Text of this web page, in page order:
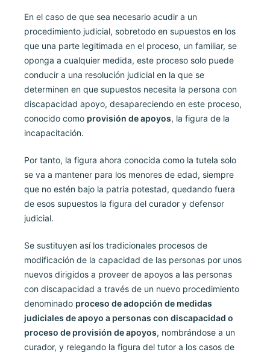
En el caso de que sea necesario acudir a un
procedimiento judicial, sobretodo en supuestos en los
que una parte legitimada en el proceso, un familiar, se
oponga a cualquier medida, este proceso solo puede
conducir a una resolución judicial en la que se
determinen en que supuestos necesita la persona con
discapacidad apoyo, desapareciendo en este proceso,
conocido como provisión de apoyos, la figura de la
incapacitación.
Por tanto, la figura ahora conocida como la tutela solo
se va a mantener para los menores de edad, siempre
que no estén bajo la patria potestad, quedando fuera
de esos supuestos la figura del curador y defensor
judicial.
Se sustituyen así los tradicionales procesos de
modificación de la capacidad de las personas por unos
nuevos dirigidos a proveer de apoyos a las personas
con discapacidad a través de un nuevo procedimiento
denominado proceso de adopción de medidas
judiciales de apoyo a personas con discapacidad o
proceso de provisión de apoyos, nombrándose a un
curador, y relegando la figura del tutor a los casos de